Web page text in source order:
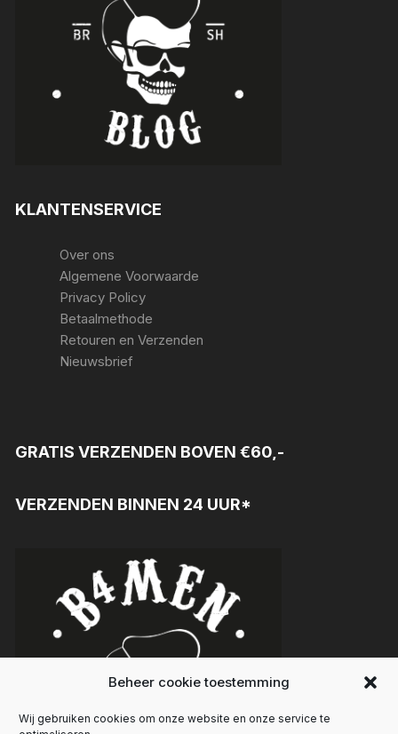
Beheer cookie toestemming
Wij gebruiken cookies om onze website en onze service te
KLANTENSERVICE
Over ons
Algemene Voorwaarde
Privacy Policy
Betaalmethode
Retouren en Verzenden
Nieuwsbrief
GRATIS VERZENDEN BOVEN €60,-
VERZENDEN BINNEN 24 UUR*